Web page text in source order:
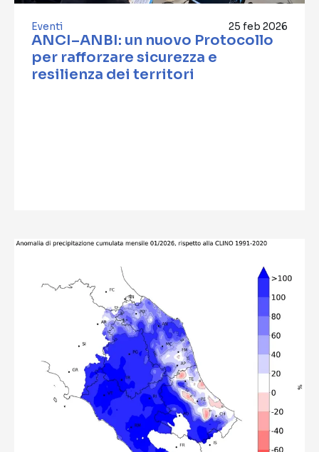
Eventi 25 feb 2026
ANCI–ANBI: un nuovo Protocollo
per rafforzare sicurezza e
resilienza dei territori